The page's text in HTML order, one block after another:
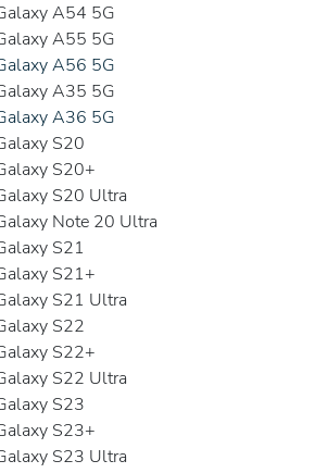
A54 5G
A55 5G
A56 5G
A35 5G
A36 5G
S20
S20+
S20 Ultra
Note 20 Ultra
S21
S21+
S21 Ultra
S22
S22+
S22 Ultra
S23
S23+
S23 Ultra